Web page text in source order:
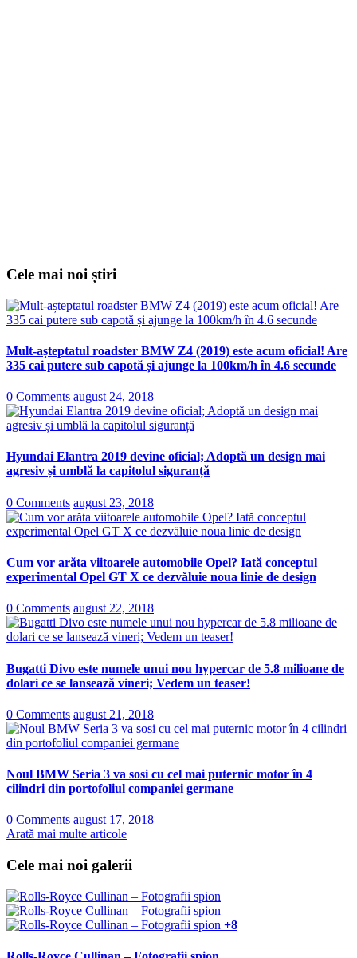
Cele mai noi știri
Mult-așteptatul roadster BMW Z4 (2019) este acum oficial! Are
335 cai putere sub capotă și ajunge la 100km/h în 4.6 secunde
0 Comments august 24, 2018
Hyundai Elantra 2019 devine oficial; Adoptă un design mai
agresiv și umblă la capitolul siguranță
0 Comments august 23, 2018
Cum vor arăta viitoarele automobile Opel? Iată conceptul
experimental Opel GT X ce dezvăluie noua linie de design
0 Comments august 22, 2018
Bugatti Divo este numele unui nou hypercar de 5.8 milioane de
dolari ce se lansează vineri; Vedem un teaser!
0 Comments august 21, 2018
Noul BMW Seria 3 va sosi cu cel mai puternic motor în 4
cilindri din portofoliul companiei germane
0 Comments august 17, 2018
Arată mai multe articole
Cele mai noi galerii
+8